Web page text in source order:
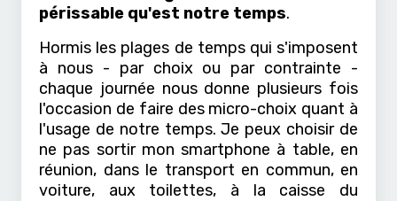
périssable qu'est notre temps.
Hormis les plages de temps qui s'imposent
à nous - par choix ou par contrainte -
chaque journée nous donne plusieurs fois
l'occasion de faire des micro-choix quant à
l'usage de notre temps. Je peux choisir de
ne pas sortir mon smartphone à table, en
réunion, dans le transport en commun, en
voiture, aux toilettes, à la caisse du